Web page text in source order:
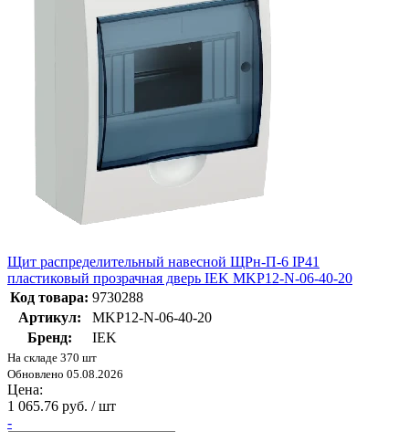
Щит распределительный навесной ЩРн-П-6 IP41
пластиковый прозрачная дверь IEK MKP12-N-06-40-20
Код товара: 9730288
Артикул:
MKP12-N-06-40-20
Бренд:
IEK
На складе 370 шт
Обновлено 05.08.2026
Цена:
1 065.76 руб. / шт
-